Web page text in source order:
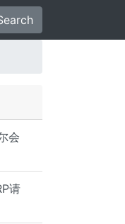
会
请